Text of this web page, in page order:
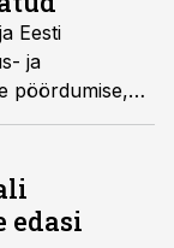
Eesti
ja
pöördumise,
leevendada
edasi